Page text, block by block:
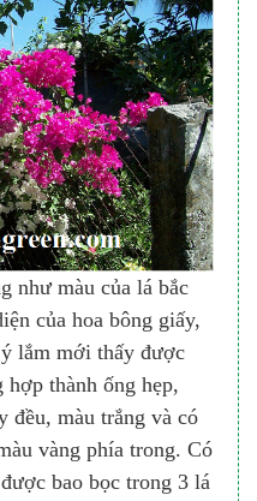
như màu của lá bắc
của hoa bông giấy,
lắm mới thấy được
hợp thành ống hẹp,
đều, màu trắng và có
vàng phía trong. Có
bao bọc trong 3 lá